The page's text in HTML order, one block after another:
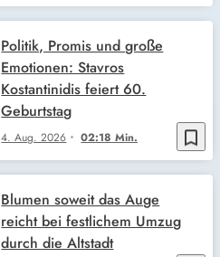
bookmark_border
4. Aug. 2026 02:18 Min.
Politik, Promis und große
Emotionen: Stavros
Kostantinidis feiert 60.
Geburtstag
Blumen soweit das Auge
reicht bei festlichem Umzug
durch die Altstadt